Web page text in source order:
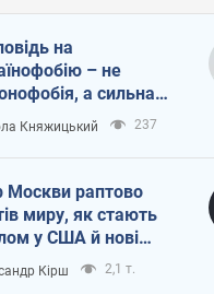
на
– не
а сильна
держава
Княжицький 237
Москви раптово
миру, як стають
у США й нові
топ-рейтинги
Кірш 2,1 т.